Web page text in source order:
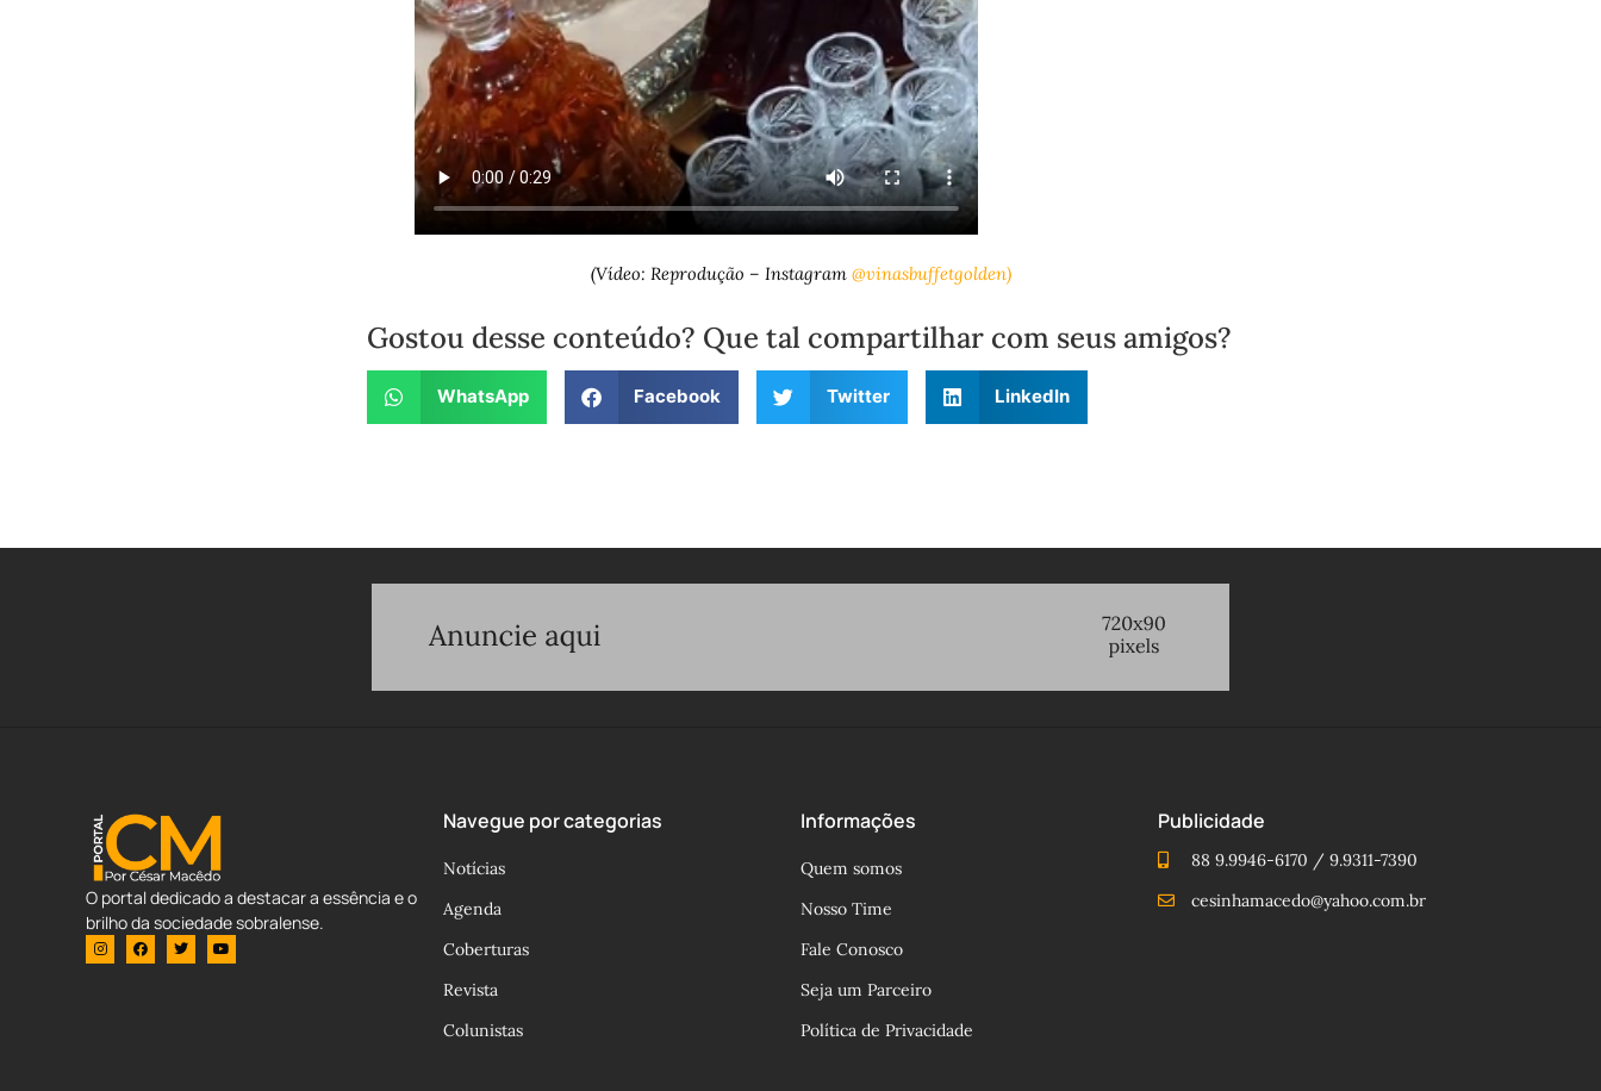
(Vídeo: Reprodução – Instagram @vinasbuffetgolden)
Gostou desse conteúdo? Que tal compartilhar com seus amigos?
WhatsApp Facebook Twitter LinkedIn
O portal dedicado a destacar a essência e o
brilho da sociedade sobralense.
Navegue por categorias
Notícias
Agenda
Coberturas
Revista
Colunistas
Informações
Quem somos
Nosso Time
Fale Conosco
Seja um Parceiro
Política de Privacidade
Publicidade
88 9.9946-6170 / 9.9311-7390
cesinhamacedo@yahoo.com.br